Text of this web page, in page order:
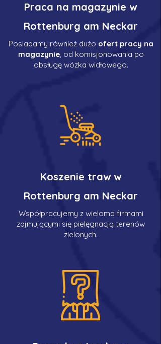
Praca na magazynie w
Rottenburg am Neckar
Posiadamy również dużo ofert pracy na
magazynie, od komisjonowania po
obsługę wózka widłowego.
Koszenie traw w
Rottenburg am Neckar
Współpracujemy z wieloma firmami
zajmującymi się pielęgnacją terenów
zielonych.